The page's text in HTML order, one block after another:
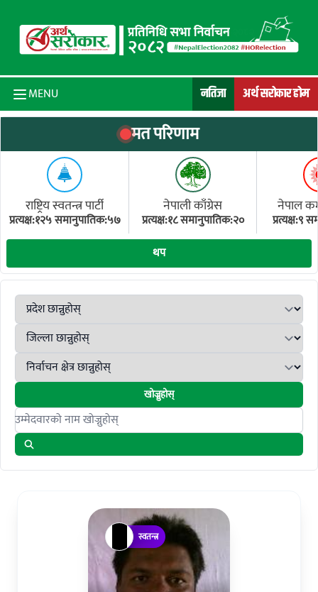
MENU नतिजा अर्थ सरोकार होम
मत परिणाम
राष्ट्रिय स्वतन्त्र पार्टी
प्रत्यक्ष:१२५ समानुपातिक:५७
नेपाली काँग्रेस
प्रत्यक्ष:१८ समानुपातिक:२०
नेपाल
प्रत्यक्ष:९
थप
खोज्नुहोस्
Search candidates
स्वतन्त्र